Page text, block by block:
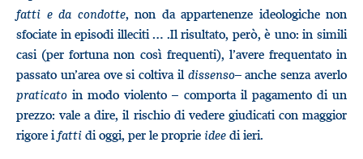
fatti e da condotte, non da appartenenze ideologiche non
sfociate in episodi illeciti … .Il risultato, però, è uno: in simili
casi (per fortuna non così frequenti), l’avere frequentato in
passato un’area ove si coltiva il dissenso– anche senza averlo
praticato in modo violento– comporta il pagamento di un
prezzo: vale a dire, il rischio di vedere giudicati con maggior
rigore ifatti di oggi, per le proprie idee di ieri.